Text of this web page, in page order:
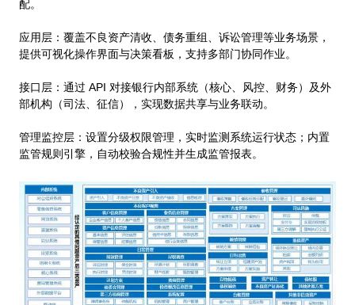
配。
应用层：覆盖不良资产清收、债务重组、诉讼管理等业务场景，
提供可视化操作界面与决策看板，支持多部门协同作业。
接口层：通过 API 对接银行内部系统（核心、风控、财务）及外
部机构（司法、征信），实现数据共享与业务联动。
管理监控层：设置分级权限管理，实时监测系统运行状态；内置
监管规则引擎，自动校验合规性并生成监管报表。